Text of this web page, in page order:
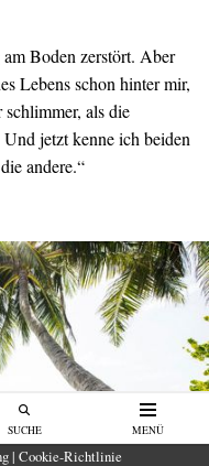
SUCHE MENÜ
Boden zerstört. Aber
Lebens schon hinter mir,
als die
jetzt kenne ich beiden
andere.“
| Cookie-Richtlinie